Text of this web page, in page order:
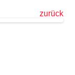
zurück